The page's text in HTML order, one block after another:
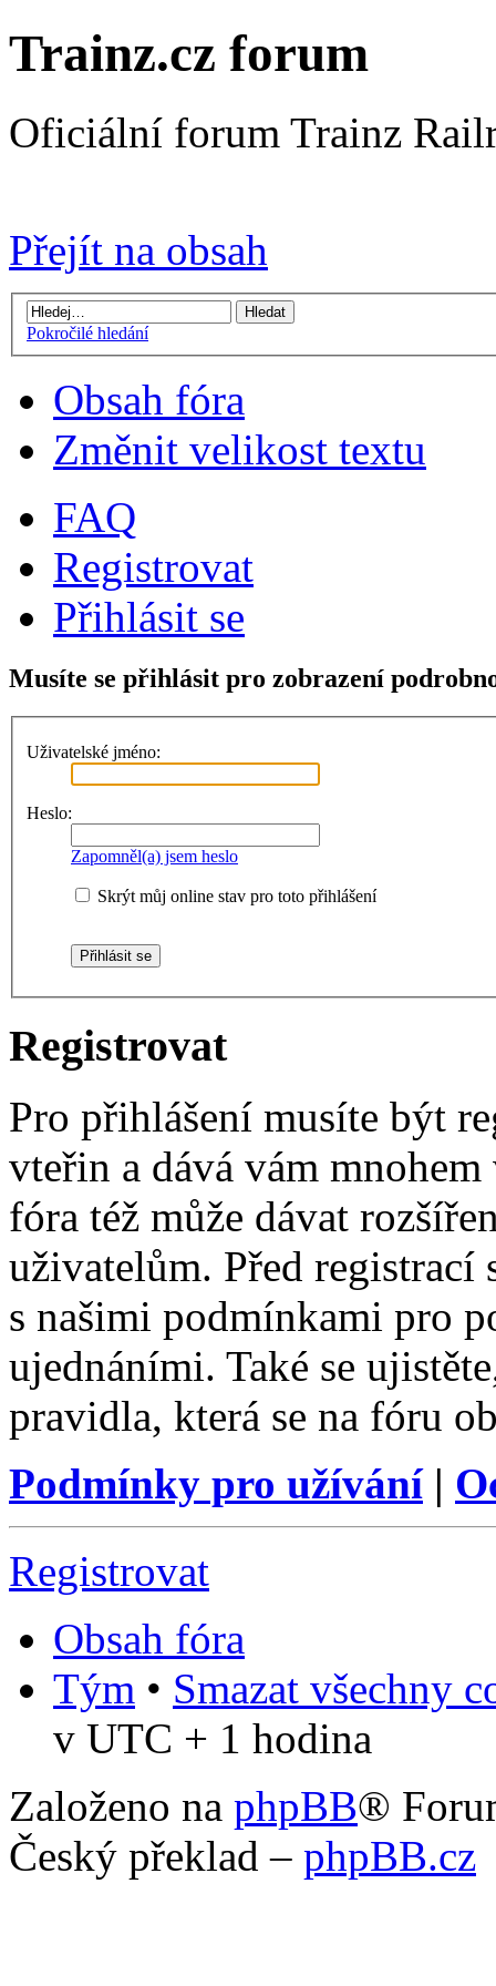
Trainz.cz forum
Oficiální forum Trainz
Přejít na obsah
Pokročilé hledání
Obsah fóra
Změnit velikost textu
FAQ
Registrovat
Přihlásit se
Musíte se přihlásit pro zobrazení
Uživatelské jméno:
Heslo:
Zapomněl(a) jsem heslo
Skrýt můj online stav pro toto přihlášení
Registrovat
Pro přihlášení musíte být
vteřin a dává vám
fóra též může dávat
uživatelům. Před registrací
s našimi podmínkami pro
ujednáními. Také se
pravidla, která se na fóru
Podmínky pro užívání|
Registrovat
Obsah fóra
Tým • Smazat všechny
v UTC + 1 hodina
Založeno na phpBB®
Český překlad – phpBB.cz